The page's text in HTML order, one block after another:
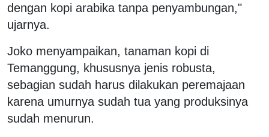
dengan kopi arabika tanpa penyambungan,"
ujarnya.
Joko menyampaikan, tanaman kopi di
Temanggung, khususnya jenis robusta,
sebagian sudah harus dilakukan peremajaan
karena umurnya sudah tua yang produksinya
sudah menurun.